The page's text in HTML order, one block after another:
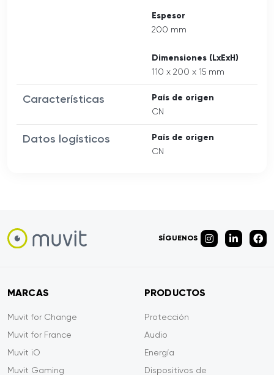
Espesor
200 mm
Dimensiones (LxExH)
110 x 200 x 15 mm
Características País de origen
CN
Datos logísticos País de origen
CN
SÍGUENOS
MARCAS
Muvit for Change
Muvit for France
Muvit iO
Muvit Gaming
PRODUCTOS
Protección
Audio
Energía
Dispositivos de